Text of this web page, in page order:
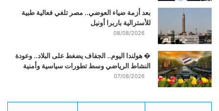
بعد أزمة ضياء العوضي.. مصر تلغي فعالية طبية
للأسترالية باربرا أونيل
08/08/2026
� هولندا اليوم.. الجفاف يضغط على البلاد.. وعودة
النشاط الرياضي وسط تطورات سياسية وأمنية
07/08/2026